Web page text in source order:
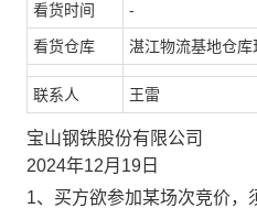
看货时间 -
看货仓库 湛江物流基地仓库
联系人 王雷
宝山钢铁股份有限公司
2024年12月19日
1、买方欲参加某场次竞价